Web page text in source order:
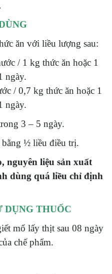
ăn với liều lượng sau:
/ 1 kg thức ăn hoặc 1
ngày.
/ 0,7 kg thức ăn hoặc 1
ngày.
3 – 5 ngày.
½ liều điều trị.
nguyên liệu sản xuất
dùng quá liều chỉ định
DỤNG THUỐC
mổ lấy thịt sau 08 ngày
chế phẩm.